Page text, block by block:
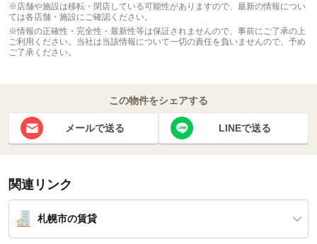
※店舗や施設は移転・閉店している可能性がありますので、最新の情報につい
ては各店舗・施設にご確認ください。
※情報の正確性・完全性・最新性等は保証されませんので、事前にご了承の上
ご利用ください。当社は当該情報について一切の責任を負いませんので、予め
ご了承ください。
この物件をシェアする
メールで送る LINEで送る
関連リンク
札幌市の賃貸